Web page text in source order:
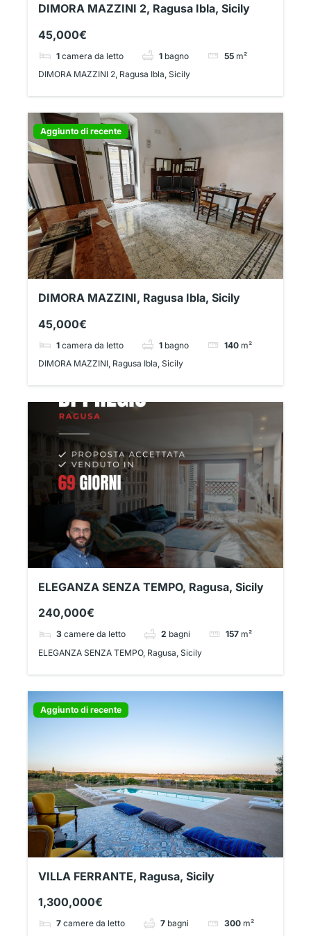
DIMORA MAZZINI 2, Ragusa Ibla, Sicily
45,000€
1 camera da letto 1 bagno 55 m²
DIMORA MAZZINI 2, Ragusa Ibla, Sicily
Aggiunto di recente
DIMORA MAZZINI, Ragusa Ibla, Sicily
45,000€
1 camera da letto 1 bagno 140 m²
DIMORA MAZZINI, Ragusa Ibla, Sicily
ELEGANZA SENZA TEMPO, Ragusa, Sicily
240,000€
3 camere da letto 2 bagni 157 m²
ELEGANZA SENZA TEMPO, Ragusa, Sicily
Aggiunto di recente
VILLA FERRANTE, Ragusa, Sicily
1,300,000€
7 camere da letto 7 bagni 300 m²